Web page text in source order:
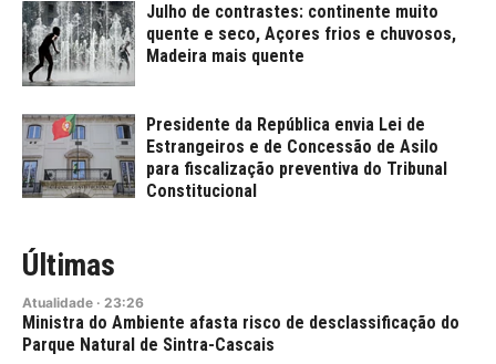
Julho de contrastes: continente muito
quente e seco, Açores frios e chuvosos,
Madeira mais quente
Presidente da República envia Lei de
Estrangeiros e de Concessão de Asilo
para fiscalização preventiva do Tribunal
Constitucional
Últimas
Atualidade · 23:26
Ministra do Ambiente afasta risco de desclassificação do
Parque Natural de Sintra-Cascais